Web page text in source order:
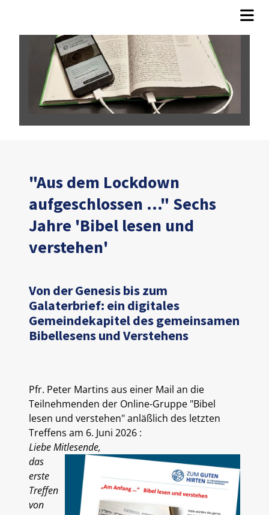
"Aus dem Lockdown
aufgeschlossen ..." Sechs
Jahre 'Bibel lesen und
verstehen'
Von der Genesis bis zum
Galaterbrief: ein digitales
Gemeindekapitel des gemeinsamen
Bibellesens und Verstehens
Pfr. Peter Martins aus einer Mail an die
Teilnehmenden der Online-Gruppe "Bibel
lesen und verstehen" anläßlich des letzten
Treffens am 6. Juni 2026 :
Liebe Mitlesende,
das
erste
Treffen
von